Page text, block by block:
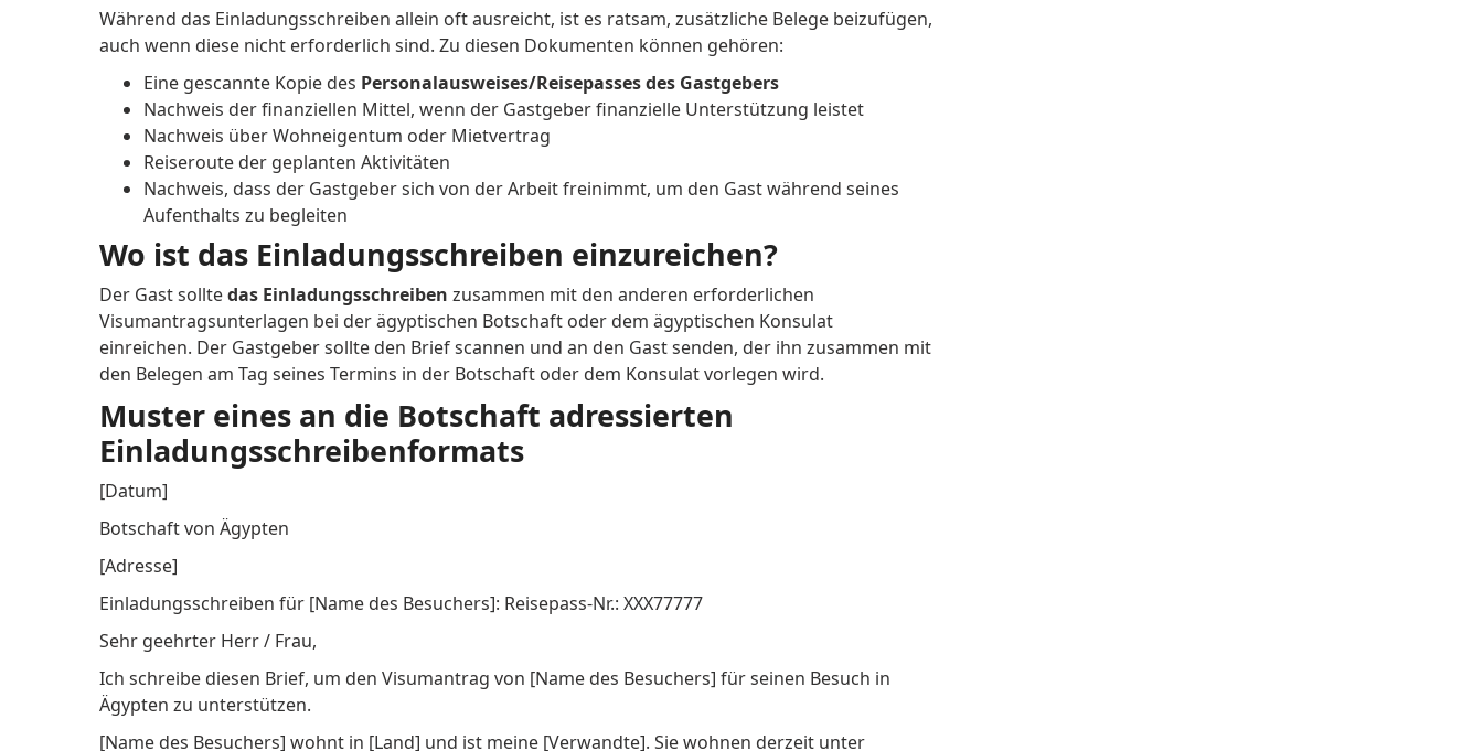
Während das Einladungsschreiben allein oft ausreicht, ist es ratsam, zusätzliche Belege beizufügen,
auch wenn diese nicht erforderlich sind. Zu diesen Dokumenten können gehören:
Eine gescannte Kopie des Personalausweises/Reisepasses des Gastgebers
Nachweis der finanziellen Mittel, wenn der Gastgeber finanzielle Unterstützung leistet
Nachweis über Wohneigentum oder Mietvertrag
Reiseroute der geplanten Aktivitäten
Nachweis, dass der Gastgeber sich von der Arbeit freinimmt, um den Gast während seines
Aufenthalts zu begleiten
Wo ist das Einladungsschreiben einzureichen?
Der Gast solltedas Einladungsschreiben zusammen mit den anderen erforderlichen
Visumantragsunterlagen bei der ägyptischen Botschaft oder dem ägyptischen Konsulat
einreichen. Der Gastgeber sollte den Brief scannen und an den Gast senden, der ihn zusammen mit
den Belegen am Tag seines Termins in der Botschaft oder dem Konsulat vorlegen wird.
Muster eines an die Botschaft adressierten
Einladungsschreibenformats
[Datum]
Botschaft von Ägypten
[Adresse]
Einladungsschreiben für [Name des Besuchers]: Reisepass-Nr.: XXX77777
Sehr geehrter Herr / Frau,
Ich schreibe diesen Brief, um den Visumantrag von [Name des Besuchers] für seinen Besuch in
Ägypten zu unterstützen.
[Name des Besuchers] wohnt in [Land] und ist meine [Verwandte]. Sie wohnen derzeit unter